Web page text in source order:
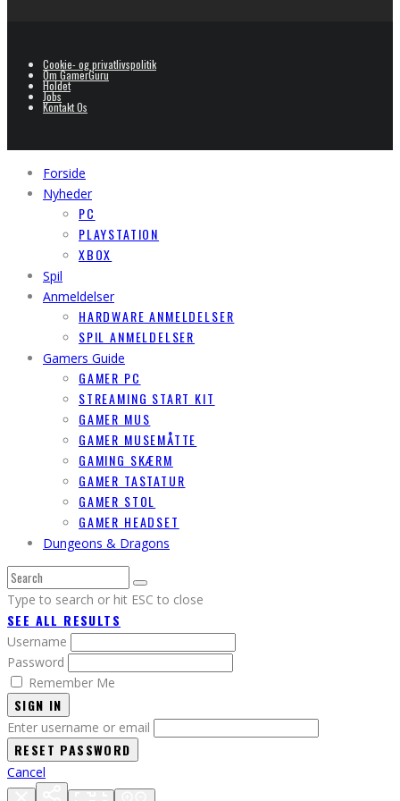
Cookie- og privatlivspolitik
Om GamerGuru
Holdet
Jobs
Kontakt Os
Forside
Nyheder
PC
PLAYSTATION
XBOX
Spil
Anmeldelser
HARDWARE ANMELDELSER
SPIL ANMELDELSER
Gamers Guide
GAMER PC
STREAMING START KIT
GAMER MUS
GAMER MUSEMÅTTE
GAMING SKÆRM
GAMER TASTATUR
GAMER STOL
GAMER HEADSET
Dungeons & Dragons
Type to search or hit ESC to close
SEE ALL RESULTS
Username
Password
Remember Me
SIGN IN
Enter username or email
Cancel